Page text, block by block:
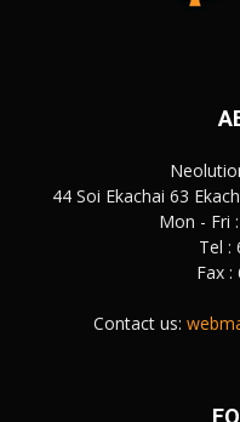
44 Soi Ekachai 63
Mon - Fri
Tel :
Fax :
Contact us: